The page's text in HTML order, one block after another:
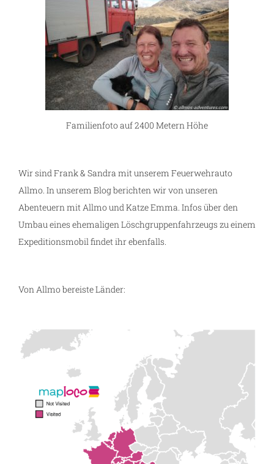
Familienfoto auf 2400 Metern Höhe
Wir sind Frank & Sandra mit unserem Feuerwehrauto
Allmo. In unserem Blog berichten wir von unseren
Abenteuern mit Allmo und Katze Emma. Infos über den
Umbau eines ehemaligen Löschgruppenfahrzeugs zu einem
Expeditionsmobil findet ihr ebenfalls.
Von Allmo bereiste Länder: